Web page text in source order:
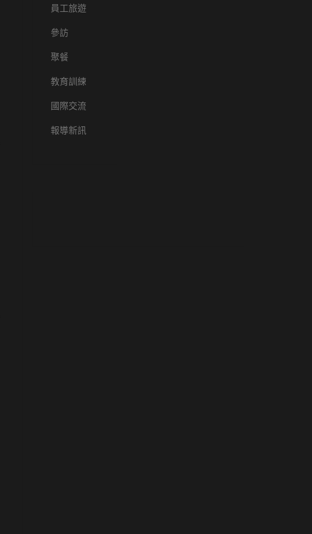
員工旅遊
參訪
聚餐
教育訓練
國際交流
報導新訊